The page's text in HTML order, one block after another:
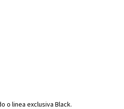
o linea exclusiva Black.